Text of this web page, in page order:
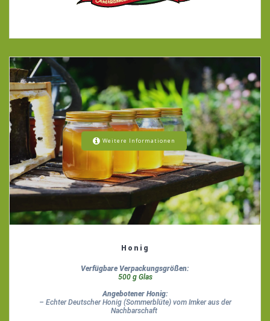
Weitere Informationen
Honig
Verfügbare Verpackungsgrößen:
500 g Glas
Angebotener Honig:
– Echter Deutscher Honig (Sommerblüte) vom Imker aus der
Nachbarschaft